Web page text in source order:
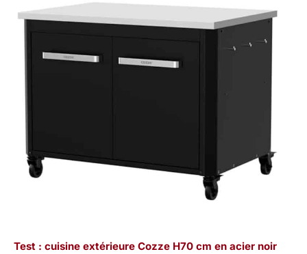
Test : cuisine extérieure Cozze H70 cm en acier noir